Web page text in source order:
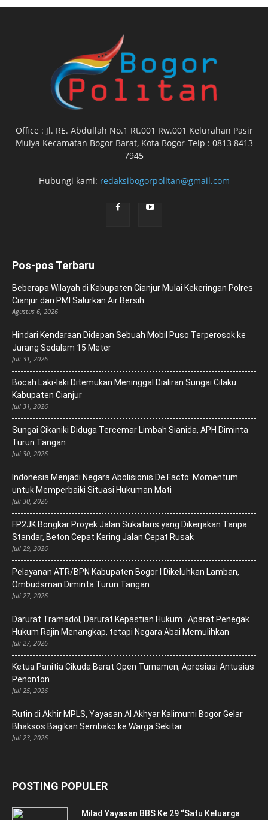
Office : Jl. RE. Abdullah No.1 Rt.001 Rw.001 Kelurahan Pasir
Mulya Kecamatan Bogor Barat, Kota Bogor-Telp : 0813 8413
7945
Hubungi kami: redaksibogorpolitan@gmail.com
Pos-pos Terbaru
Beberapa Wilayah di Kabupaten Cianjur Mulai Kekeringan Polres
Cianjur dan PMI Salurkan Air Bersih
Agustus 6, 2026
Hindari Kendaraan Didepan Sebuah Mobil Puso Terperosok ke
Jurang Sedalam 15 Meter
Juli 31, 2026
Bocah Laki-laki Ditemukan Meninggal Dialiran Sungai Cilaku
Kabupaten Cianjur
Juli 31, 2026
Sungai Cikaniki Diduga Tercemar Limbah Sianida, APH Diminta
Turun Tangan
Juli 30, 2026
‎Indonesia Menjadi Negara Abolisionis De Facto: Momentum
untuk Memperbaiki Situasi Hukuman Mati
Juli 30, 2026
FP2JK Bongkar Proyek Jalan Sukataris yang Dikerjakan Tanpa
Standar, Beton Cepat Kering Jalan Cepat Rusak
Juli 29, 2026
Pelayanan ATR/BPN Kabupaten Bogor I Dikeluhkan Lamban,
Ombudsman Diminta Turun Tangan
Juli 27, 2026
Darurat Tramadol, Darurat Kepastian Hukum : Aparat Penegak
Hukum Rajin Menangkap, tetapi Negara Abai Memulihkan
Juli 27, 2026
Ketua Panitia Cikuda Barat Open Turnamen, Apresiasi Antusias
Penonton
Juli 25, 2026
Rutin di Akhir MPLS, Yayasan Al Akhyar Kalimurni Bogor Gelar
Bhaksos Bagikan Sembako ke Warga Sekitar
Juli 23, 2026
POSTING POPULER
Milad Yayasan BBS Ke 29 “Satu Keluarga